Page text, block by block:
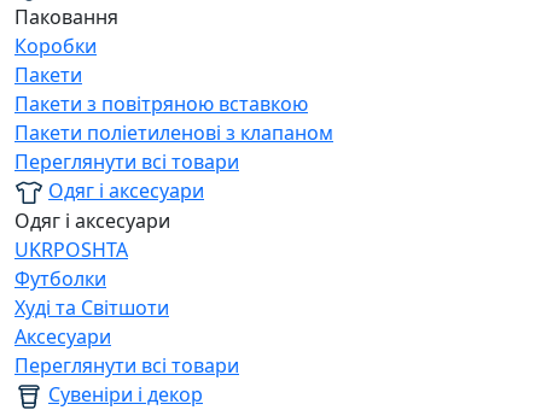
Паковання
Коробки
Пакети
Пакети з повітряною вставкою
Пакети поліетиленові з клапаном
Переглянути всі товари
Одяг і аксесуари
Одяг і аксесуари
UKRPOSHTA
Футболки
Худі та Світшоти
Аксесуари
Переглянути всі товари
Сувеніри і декор